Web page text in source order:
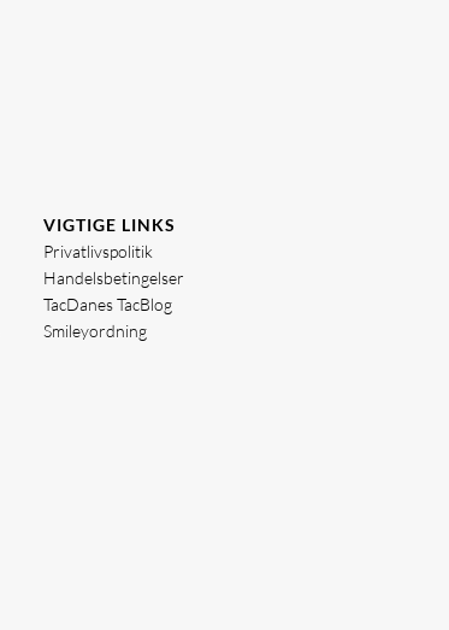
VIGTIGE LINKS
Privatlivspolitik
Handelsbetingelser
TacDanes TacBlog
Smileyordning